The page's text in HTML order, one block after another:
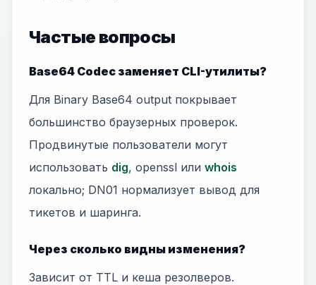
Частые вопросы
Base64 Codec заменяет CLI-утилиты?
Для Binary Base64 output покрывает
большинство браузерных проверок.
Продвинутые пользователи могут
использовать dig, openssl или whois
локально; DN01 нормализует вывод для
тикетов и шаринга.
Через сколько видны изменения?
Зависит от TTL и кеша резолверов.